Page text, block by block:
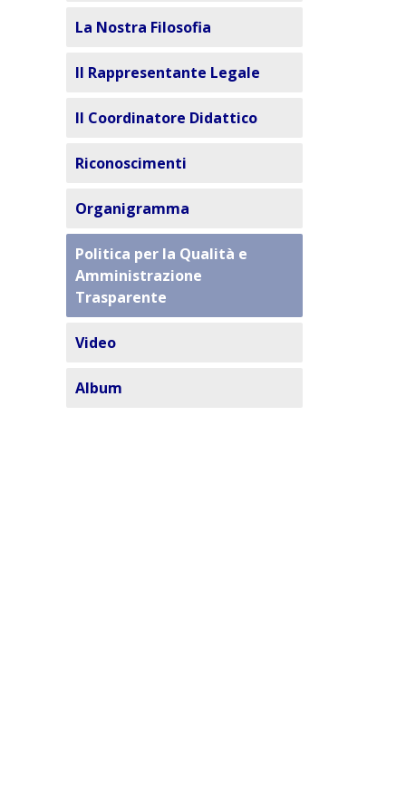
La Nostra Filosofia
Il Rappresentante Legale
Il Coordinatore Didattico
Riconoscimenti
Organigramma
Politica per la Qualità e
Amministrazione
Trasparente
Video
Album